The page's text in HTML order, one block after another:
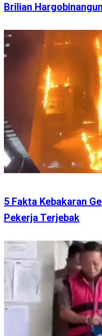
Brilian
5 Fakta Kebakaran
Pekerja Terjebak